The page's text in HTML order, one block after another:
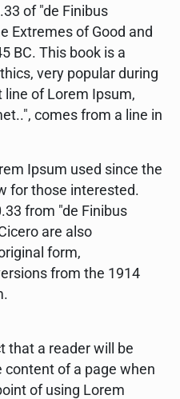
of "de Finibus
Extremes of Good and
BC. This book is a
very popular during
line of Lorem Ipsum,
comes from a line in
Ipsum used since the
for those interested.
from "de Finibus
are also
form,
from the 1914
that a reader will be
of a page when
of using Lorem